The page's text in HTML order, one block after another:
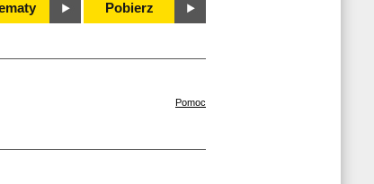
Pobierz
Pomoc